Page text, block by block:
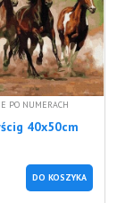
PO NUMERACH
40x50cm
DO KOSZYKA